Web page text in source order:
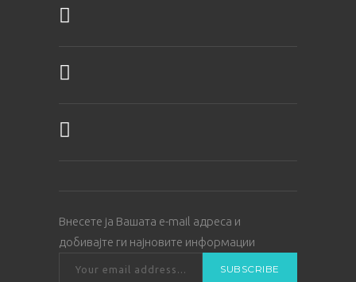
Внесете ја Вашата е-mail адреса и
добивајте ги најновите информации